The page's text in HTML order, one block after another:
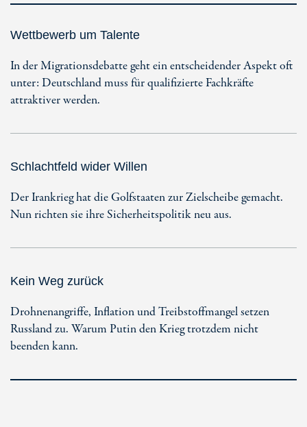
Wettbewerb um Talente
In der Migrationsdebatte geht ein entscheidender Aspekt oft
unter: Deutschland muss für qualifizierte Fachkräfte
attraktiver werden.
Schlachtfeld wider Willen
Der Irankrieg hat die Golfstaaten zur Zielscheibe gemacht.
Nun richten sie ihre Sicherheitspolitik neu aus.
Kein Weg zurück
Drohnenangriffe, Inflation und Treibstoffmangel setzen
Russland zu. Warum Putin den Krieg trotzdem nicht
beenden kann.